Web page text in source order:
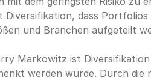
Diversifikation, dass
und Branchen aufgeteilt
Markowitz ist Diversifikation
werden würde. Durch die